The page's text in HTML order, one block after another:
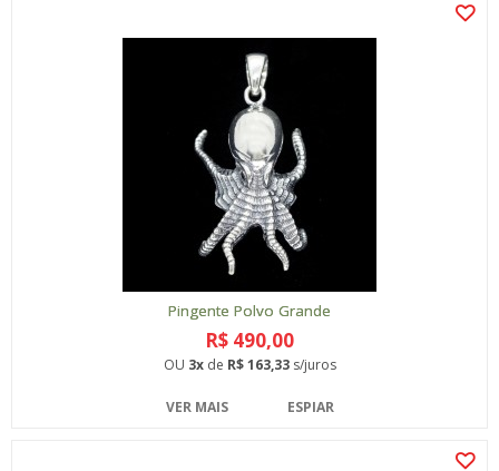
Pingente Polvo Grande
R$ 490,00
OU 3xde R$ 163,33s/juros
VER MAIS ESPIAR